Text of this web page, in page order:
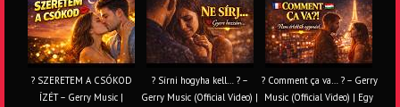
? SZERETEM A CSÓKOD
ÍZÉT – Gerry Music |
? Sírni hogyha kell… ? –
Gerry Music (Official Video) |
? Comment ça va… ? – Gerry
Music (Official Video) | Egy